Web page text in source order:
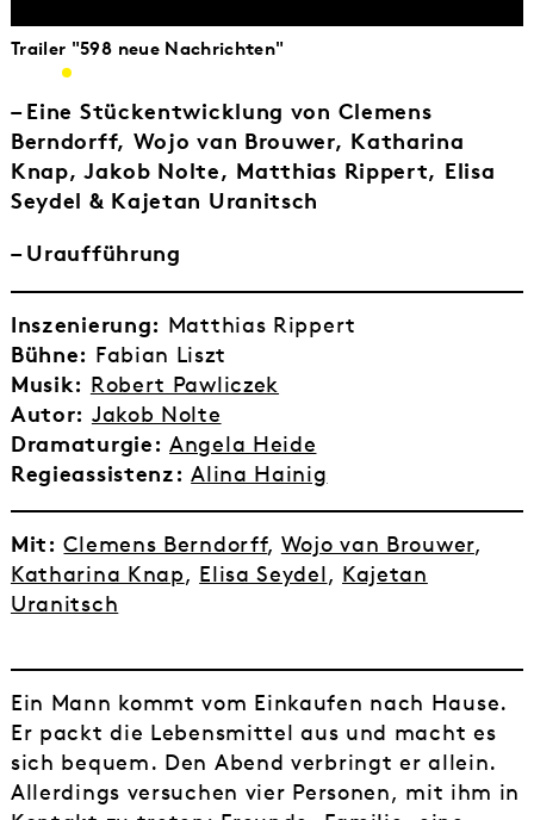
Trailer "598 neue Nachrichten"
– Eine Stückentwicklung von Clemens
Berndorff, Wojo van Brouwer, Katharina
Knap, Jakob Nolte, Matthias Rippert, Elisa
Seydel & Kajetan Uranitsch
– Uraufführung
Inszenierung: Matthias Rippert
Bühne: Fabian Liszt
Musik: Robert Pawliczek
Autor: Jakob Nolte
Dramaturgie: Angela Heide
Regieassistenz: Alina Hainig
Mit: Clemens Berndorff, Wojo van Brouwer,
Katharina Knap, Elisa Seydel, Kajetan
Uranitsch
Ein Mann kommt vom Einkaufen nach Hause.
Er packt die Lebensmittel aus und macht es
sich bequem. Den Abend verbringt er allein.
Allerdings versuchen vier Personen, mit ihm in